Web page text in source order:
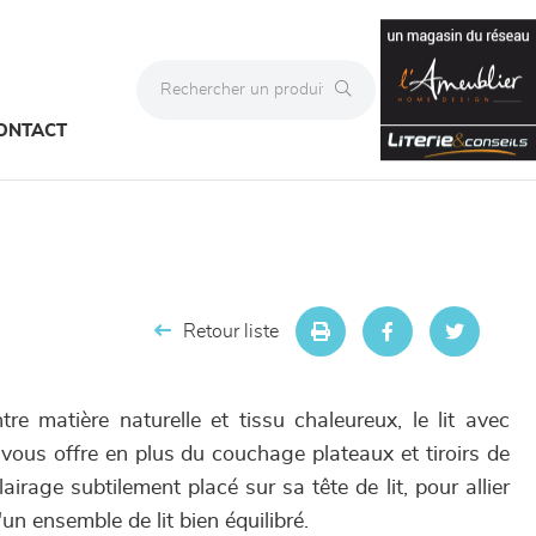
Retour liste
matière naturelle et tissu chaleureux, le lit avec
offre en plus du couchage plateaux et tiroirs de
subtilement placé sur sa tête de lit, pour allier
ensemble de lit bien équilibré.